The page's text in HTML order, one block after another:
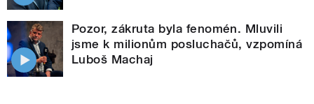
Pozor, zákruta byla fenomén. Mluvili
jsme k milionům posluchačů, vzpomíná
Luboš Machaj